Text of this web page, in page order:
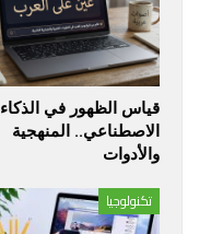
قياس الظهور في الذكاء
الاصطناعي.. المنهجية
والأدوات
تكنولوجيا